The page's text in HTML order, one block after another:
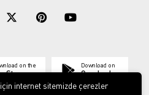
on the
Store
Download on
Google play
internet sitemizde çerezler